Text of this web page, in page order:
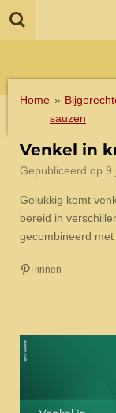
Ga
Home »
sauzen
Venkel in
Gepubliceerd op 9
Gelukkig komt
bereid in
gecombineerd met
Pinnen